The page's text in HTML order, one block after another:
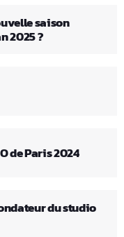
saison
2025 ?
de Paris 2024
du studio